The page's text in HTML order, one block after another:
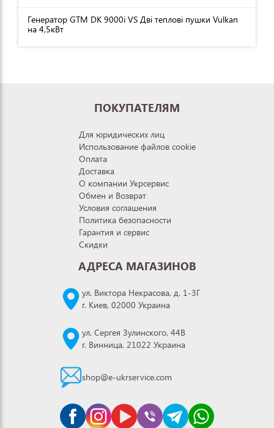
Генератор GTM DK 9000i VS Дві теплові пушки Vulkan
на 4,5кВт
ПОКУПАТЕЛЯМ
Для юридических лиц
Использование файлов cookie
Оплата
Доставка
О компании Укрсервис
Обмен и Возврат
Условия соглашения
Политика безопасности
Гарантия и сервис
Скидки
АДРЕСА МАГАЗИНОВ
ул. Виктора Некрасова, д. 1-3Г
г. Киев, 02000 Украина
ул. Сергея Зулинского, 44В
г. Винница, 21022 Украина
shop@e-ukrservice.com